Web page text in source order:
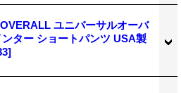
ユニバーサルオーバ
ター ショートパンツ USA製